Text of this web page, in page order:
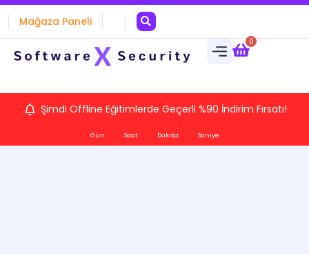
Mağaza Paneli
0
Şimdi Offline Eğitimlerde Geçerli %90 İndirim Fırsatı!
Gün Saat Dakika Saniye